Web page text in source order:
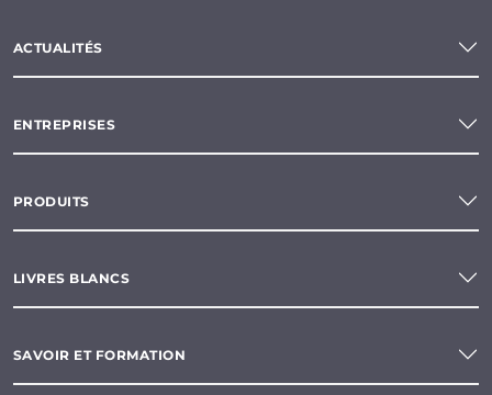
ACTUALITÉS
ENTREPRISES
PRODUITS
LIVRES BLANCS
SAVOIR ET FORMATION